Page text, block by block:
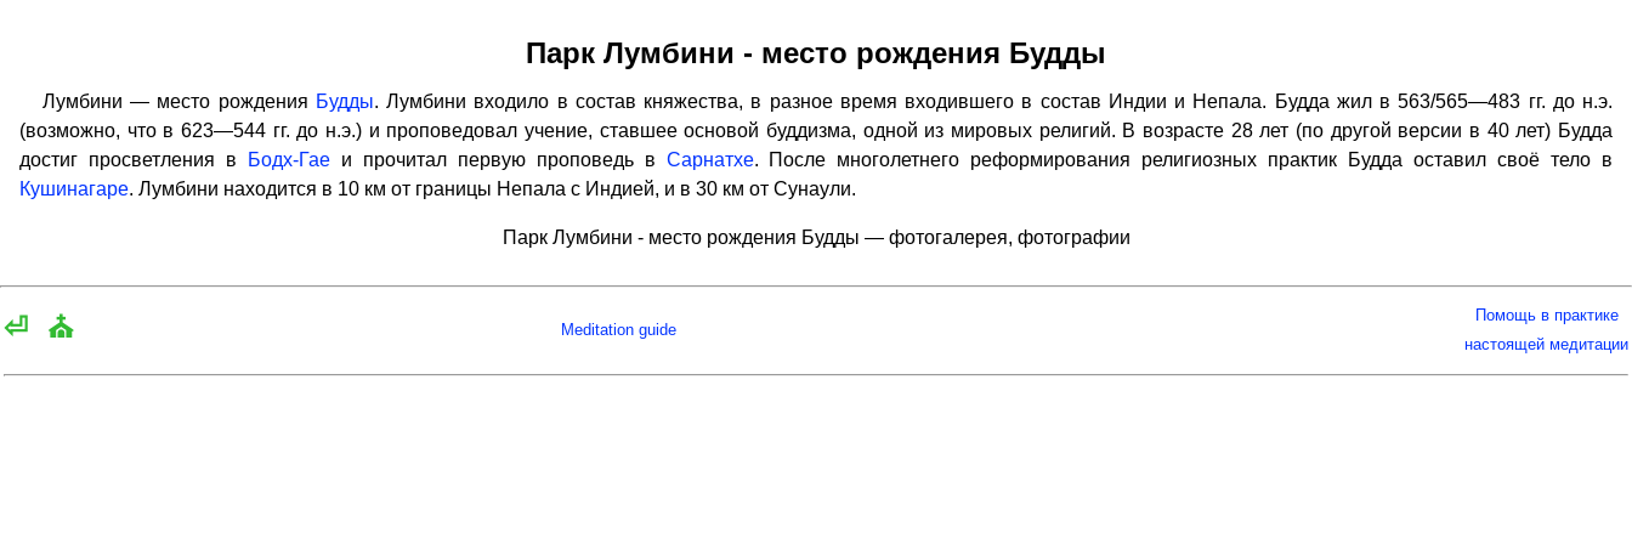
Парк Лумбини - место рождения Будды
Лумбини — место рождения Будды. Лумбини входило в состав княжества, в разное время входившего в состав Индии и Непала. Будда жил в 563/565—483 гг. до н.э.
(возможно, что в 623—544 гг. до н.э.) и проповедовал учение, ставшее основой буддизма, одной из мировых религий. В возрасте 28 лет (по другой версии в 40 лет) Будда
достиг просветления в
Бодх-Гаеи прочитал первую проповедь в Сарнатхе. После многолетнего реформирования религиозных практик Будда оставил своё тело в
Кушинагаре. Лумбини находится в 10 км от границы Непала с Индией, и в 30 км от Сунаули.
Парк Лумбини - место рождения Будды — фотогалерея, фотографии
⏎ ⛪ Meditation guide
Помощь в практике
настоящей медитации